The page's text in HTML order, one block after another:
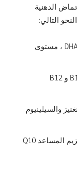
الدهنية
التالي:
الأحماض الدهنية مثل مؤشر أوميغا 3 ، DHA / EPA ، مستوى
الفيتامينات الرئيسية فيتامين A و E و E و K و B1 و B12
والسيلينيوم
مضادات الأكسدة الهامة مثل الجلوتاثيون والإنزيم المساعد Q10